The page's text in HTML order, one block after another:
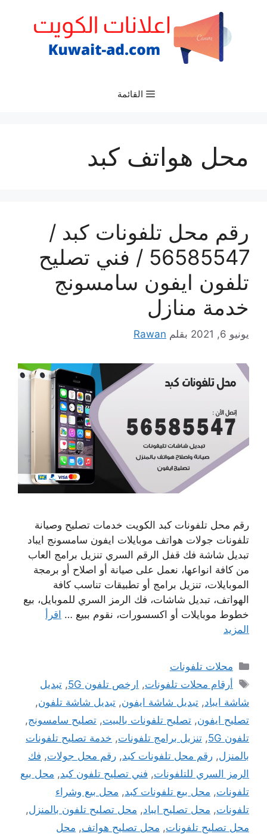
القائمة
محل هواتف كبد
رقم محل تلفونات كبد /
56585547 / فني تصليح
تلفون ايفون سامسونج
خدمة منازل
يونيو 6, 2021 بقلم Rawan
رقم محل تلفونات كبد الكويت خدمات تصليح وصيانة
تلفونات جولات هواتف موبايلات ايفون سامسونج ايباد
تبديل شاشة فك قفل الرقم السري تنزيل برامج العاب
من كافة انواعها، نعمل على صيانة أو اصلاح أو برمجة
الموبايلات، تنزيل برامج أو تطبيقات تناسب كافة
الهواتف، تبديل شاشات، فك الرمز السري للموبايل، بيع
خطوط موبايلات أو اكسسورات، نقوم ببيع … اقرأ
المزيد
التصنيفات
محلات تلفونات
الوسوم
أرقام محلات تلفونات, ارخص تلفون 5G ,تبديل
شاشة ايباد, تبديل شاشة ايفون, تبديل شاشة تلفون,
تصليح ايفون, تصليح تلفونات بالبيت, تصليح سامسونج,
تلفون 5G
, تنزيل برامج تلفونات, خدمة تصليح تلفونات
بالمنزل, رقم محل تلفونات كبد, رقم محل جولات, فك
الرمز السري للتلفونات, فني تصليح تلفون كبد, محل بيع
تلفونات, محل بيع تلفونات كبد, محل بيع وشراء
تلفونات, محل تصليح ايباد, محل تصليح تلفون بالمنزل,
محل تصليح تلفونات, محل تصليح هواتف, محل